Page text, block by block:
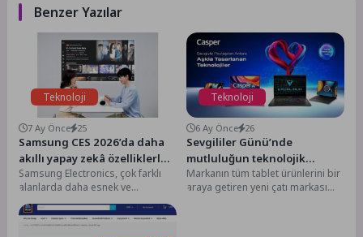
Benzer Yazılar
Teknoloji
7 Ay Önce 25
Samsung CES 2026’da daha
akıllı yapay zekâ özelliklerle
donatılan taşınabilir The
Freestyle+ projektörü tanıttı
Samsung Electronics, çok farklı
alanlarda daha esnek ve
kişiselleştirilmiş eğlence
deneyimleri sunmak için
tasarlanan, yapay...
Teknoloji
6 Ay Önce 26
Sevgililer Günü’nde
mutluluğun teknolojik
adresi: Casper
Markanın tüm tablet ürünlerini bir
araya getiren yeni çatı markası